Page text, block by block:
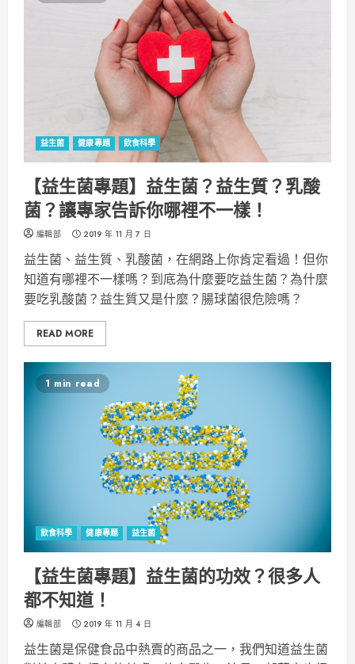
益生菌 健康專題 飲食科學
【益生菌專題】益生菌？益生質？乳酸
菌？讓專家告訴你哪裡不一樣！
編輯部 2019 年 11 月 7 日
益生菌、益生質、乳酸菌，在網路上你肯定看過！但你
知道有哪裡不一樣嗎？到底為什麼要吃益生菌？為什麼
要吃乳酸菌？益生質又是什麼？腸球菌很危險嗎？
READ MORE
1 min read
飲食科學 健康專題 益生菌
【益生菌專題】益生菌的功效？很多人
都不知道！
編輯部 2019 年 11 月 4 日
益生菌是保健食品中熱賣的商品之一，我們知道益生菌